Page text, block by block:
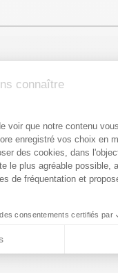
connaître
Gestion
voir que notre contenu
enregistré vos choix en
des cookies, dans
le plus agréable possible,
de fréquentation et
consentements certifiés par
Axeptio consent